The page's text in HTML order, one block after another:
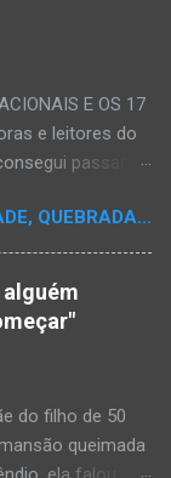
E OS 17
e leitores do
passar
uma
disco mais
completará 17
MC's.
digressão. É
Fala-se
nossos
QUEBRADA...
do filho de 50
queimada